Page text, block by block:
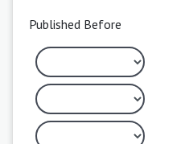
Published Before